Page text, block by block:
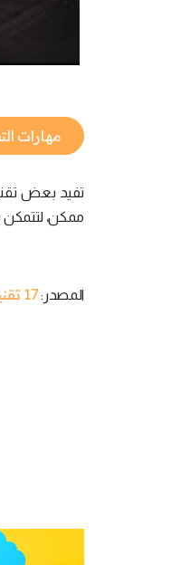
مهارات
تفيد بعض
ممكن، لتتمكن
المصدر:17 تقنية للعصف الذهني لاستلهام أفكار أكثر إبداعاً